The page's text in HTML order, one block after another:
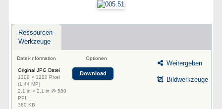
Ressourcen-
Werkzeuge
Datei-Information Optionen
Original JPG Datei
1200 × 1200 Pixel
(1.44 MP)
2.1 in × 2.1 in @ 580
PPI
380 KB
Download
Weitergeben
Bildwerkzeuge